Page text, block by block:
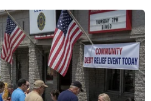
triệu USD vì
thêm dư địa